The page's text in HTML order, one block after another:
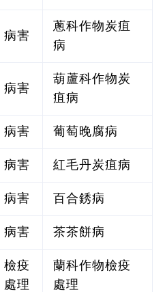
病害
蔥科作物炭疽
病
病害
葫蘆科作物炭
疽病
病害 葡萄晚腐病
病害 紅毛丹炭疽病
病害 百合銹病
病害 茶茶餅病
檢疫
處理
蘭科作物檢疫
處理